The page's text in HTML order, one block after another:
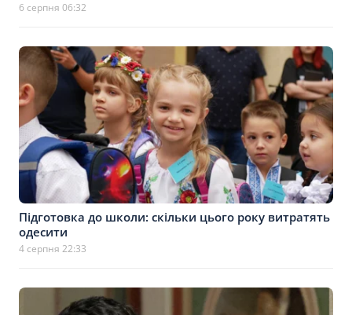
6 серпня 06:32
Підготовка до школи: скільки цього року витратять
одесити
4 серпня 22:33